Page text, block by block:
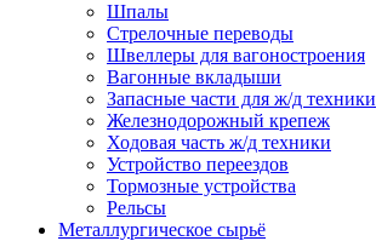
Шпалы
Стрелочные переводы
Швеллеры для вагоностроения
Вагонные вкладыши
Запасные части для ж/д техники
Железнодорожный крепеж
Ходовая часть ж/д техники
Устройство переездов
Тормозные устройства
Рельсы
Металлургическое сырьё